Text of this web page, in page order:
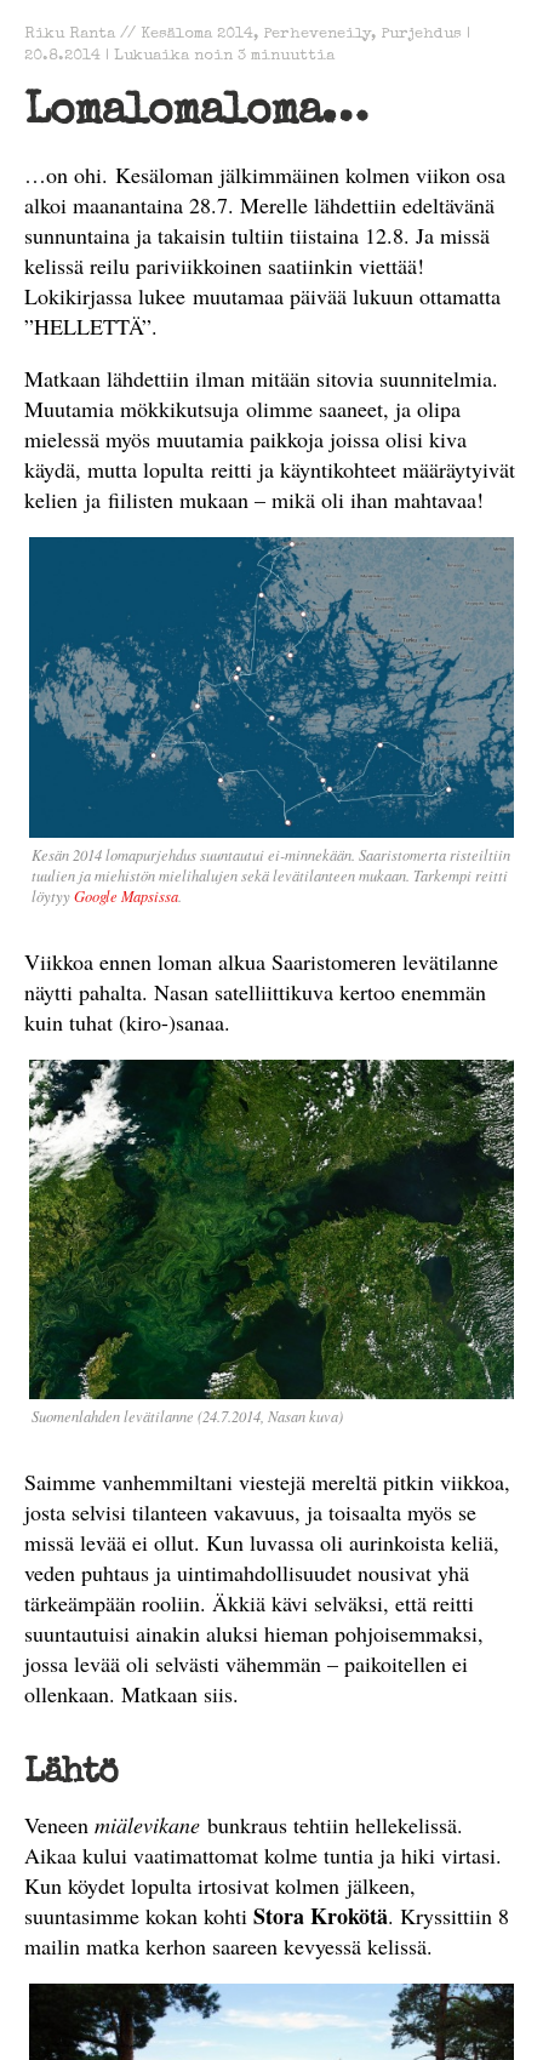
Riku Ranta // Kesäloma 2014, Perheveneily, Purjehdus |
20.8.2014 | Lukuaika noin 3 minuuttia
Lomalomaloma…
…on ohi. Kesäloman jälkimmäinen kolmen viikon osa
alkoi maanantaina 28.7. Merelle lähdettiin edeltävänä
sunnuntaina ja takaisin tultiin tiistaina 12.8. Ja missä
kelissä reilu pariviikkoinen saatiinkin viettää!
Lokikirjassa lukee muutamaa päivää lukuun ottamatta
”HELLETTÄ”.
Matkaan lähdettiin ilman mitään sitovia suunnitelmia.
Muutamia mökkikutsuja olimme saaneet, ja olipa
mielessä myös muutamia paikkoja joissa olisi kiva
käydä, mutta lopulta reitti ja käyntikohteet määräytyivät
kelien ja fiilisten mukaan – mikä oli ihan mahtavaa!
Kesän 2014 lomapurjehdus suuntautui ei-minnekään. Saaristomerta risteiltiin
tuulien ja miehistön mielihalujen sekä levätilanteen mukaan. Tarkempi reitti
löytyyGoogle Mapsissa.
Viikkoa ennen loman alkua Saaristomeren levätilanne
näytti pahalta. Nasan satelliittikuva kertoo enemmän
kuin tuhat (kiro-)sanaa.
Suomenlahden levätilanne (24.7.2014, Nasan kuva)
Saimme vanhemmiltani viestejä mereltä pitkin viikkoa,
josta selvisi tilanteen vakavuus, ja toisaalta myös se
missä levää ei ollut. Kun luvassa oli aurinkoista keliä,
veden puhtaus ja uintimahdollisuudet nousivat yhä
tärkeämpään rooliin. Äkkiä kävi selväksi, että reitti
suuntautuisi ainakin aluksi hieman pohjoisemmaksi,
jossa levää oli selvästi vähemmän – paikoitellen ei
ollenkaan. Matkaan siis.
Lähtö
Veneen miälevikane bunkraus tehtiin hellekelissä.
Aikaa kului vaatimattomat kolme tuntia ja hiki virtasi.
Kun köydet lopulta irtosivat kolmen jälkeen,
suuntasimme kokan kohti Stora Krokötä. Kryssittiin 8
mailin matka kerhon saareen kevyessä kelissä.